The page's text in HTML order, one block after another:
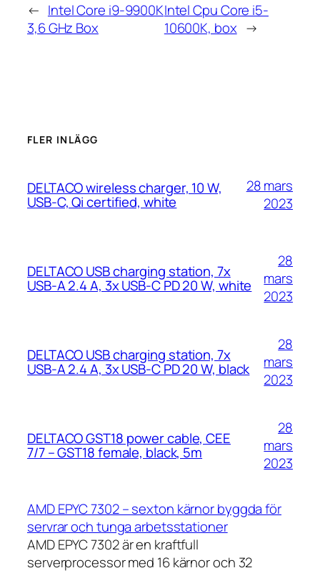
← Intel Core i9-9900K
3,6 GHz Box
Intel Cpu Core i5-
10600K, box →
FLER INLÄGG
DELTACO wireless charger, 10 W,
USB-C, Qi certified, white
28 mars
2023
DELTACO USB charging station, 7x
USB-A 2.4 A, 3x USB-C PD 20 W, white
28
mars
2023
DELTACO USB charging station, 7x
USB-A 2.4 A, 3x USB-C PD 20 W, black
28
mars
2023
DELTACO GST18 power cable, CEE
7/7 – GST18 female, black, 5m
28
mars
2023
AMD EPYC 7302 – sexton kärnor byggda för
servrar och tunga arbetsstationer
AMD EPYC 7302 är en kraftfull
serverprocessor med 16 kärnor och 32